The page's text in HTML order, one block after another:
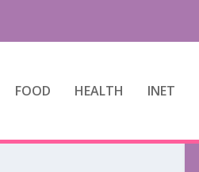
FOOD HEALTH INET